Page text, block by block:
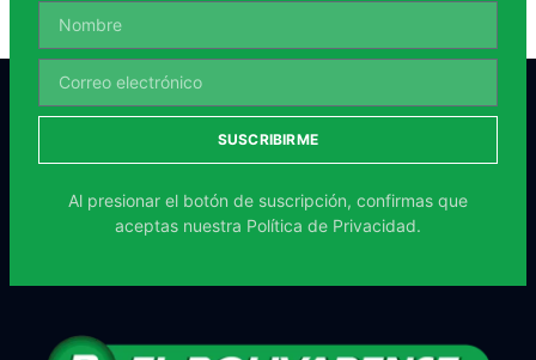
SUSCRIBIRME
Al presionar el botón de suscripción, confirmas que
aceptas nuestra Política de Privacidad.